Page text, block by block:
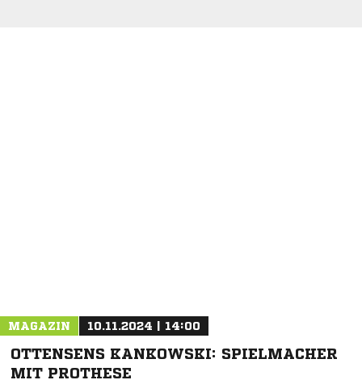
MAGAZIN 10.11.2024 | 14:00
OTTENSENS KANKOWSKI: SPIELMACHER
MIT PROTHESE